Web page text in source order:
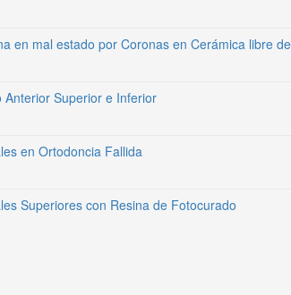
en mal estado por Coronas en Cerámica libre
Superior e Inferior
en Ortodoncia Fallida
Superiores con Resina de Fotocurado